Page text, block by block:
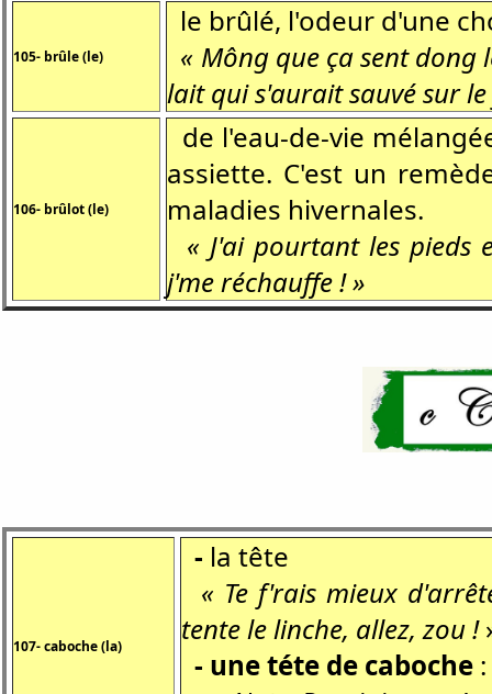
105- brûle (le)
le brûlé, l'odeur d'une
« Mông que ça sent dong
lait qui s'aurait sauvé sur
106- brûlot (le)
de l'eau-de-vie
assiette. C'est un
maladies hivernales.
« J'ai pourtant les pieds
j'me réchauffe ! »
107- caboche (la)
- la tête
« Te f'rais mieux
tente le linche, allez, zou !
- unetéte de caboche